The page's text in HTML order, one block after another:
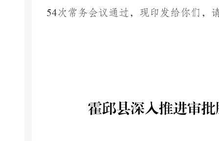
54次常务会议通过，现印发给你们，
霍邱县深入推进审